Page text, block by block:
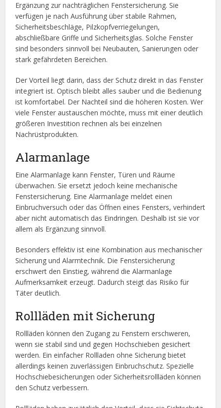
Ergänzung zur nachträglichen Fenstersicherung. Sie
verfügen je nach Ausführung über stabile Rahmen,
Sicherheitsbeschläge, Pilzkopfverriegelungen,
abschließbare Griffe und Sicherheitsglas. Solche Fenster
sind besonders sinnvoll bei Neubauten, Sanierungen oder
stark gefährdeten Bereichen.
Der Vorteil liegt darin, dass der Schutz direkt in das Fenster
integriert ist. Optisch bleibt alles sauber und die Bedienung
ist komfortabel. Der Nachteil sind die höheren Kosten. Wer
viele Fenster austauschen möchte, muss mit einer deutlich
größeren Investition rechnen als bei einzelnen
Nachrüstprodukten.
Alarmanlage
Eine Alarmanlage kann Fenster, Türen und Räume
überwachen. Sie ersetzt jedoch keine mechanische
Fenstersicherung. Eine Alarmanlage meldet einen
Einbruchversuch oder das Öffnen eines Fensters, verhindert
aber nicht automatisch das Eindringen. Deshalb ist sie vor
allem als Ergänzung sinnvoll.
Besonders effektiv ist eine Kombination aus mechanischer
Sicherung und Alarmtechnik. Die Fenstersicherung
erschwert den Einstieg, während die Alarmanlage
Aufmerksamkeit erzeugt. Dadurch steigt das Risiko für
Täter deutlich.
Rollläden mit Sicherung
Rollläden können den Zugang zu Fenstern erschweren,
wenn sie stabil sind und gegen Hochschieben gesichert
werden. Ein einfacher Rollladen ohne Sicherung bietet
allerdings keinen zuverlässigen Einbruchschutz. Spezielle
Hochschiebesicherungen oder Sicherheitsrollläden können
den Schutz verbessern.